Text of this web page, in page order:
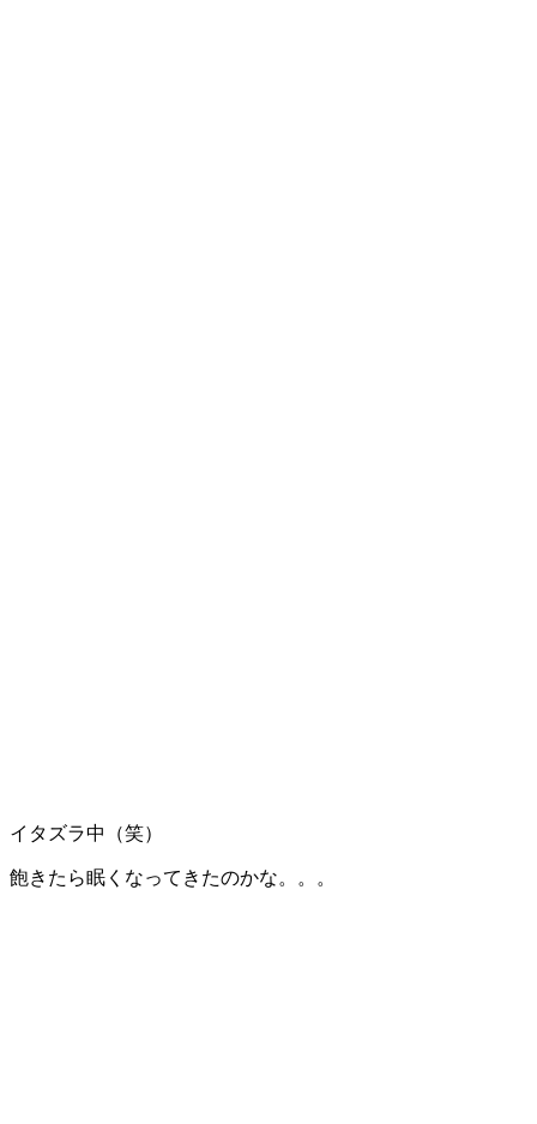
イタズラ中（笑）
飽きたら眠くなってきたのかな。。。